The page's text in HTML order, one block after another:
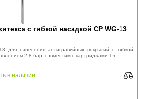
с гибкой насадкой CP WG-13
для нанесения антигравийных покрытий с гибкой
2-8 бар, совместим с картриджами 1л.
в наличии